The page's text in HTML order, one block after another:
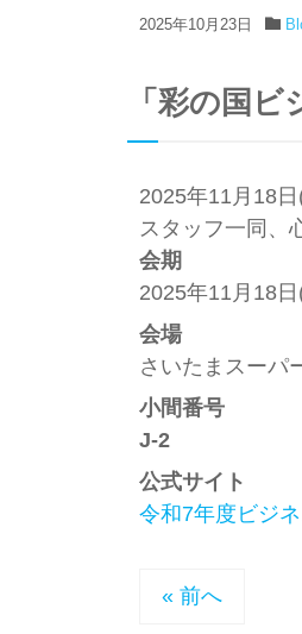
2025年10月23日
「 彩の国ビ
2025年11月18
スタッフ一同、
会期
2025年11月18日
会場
さいたまスーパ
小間番号
J-2
公式サイト
令和7年度ビジ
« 前へ